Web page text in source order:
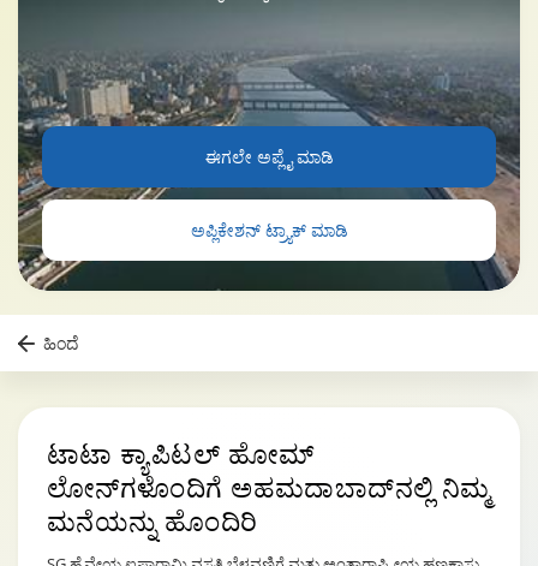
ಈಗಲೇ ಅಪ್ಲೈ ಮಾಡಿ
ಅಪ್ಲಿಕೇಶನ್ ಟ್ರ್ಯಾಕ್ ಮಾಡಿ
ಹಿಂದೆ
ಟಾಟಾ ಕ್ಯಾಪಿಟಲ್ ಹೋಮ್
ಲೋನ್‌ಗಳೊಂದಿಗೆ ಅಹಮದಾಬಾದ್‌ನಲ್ಲಿ ನಿಮ್ಮ
ಮನೆಯನ್ನು ಹೊಂದಿರಿ